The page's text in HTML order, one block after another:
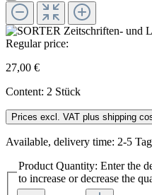
Regular price:
27,00 €
Content: 2 Stück
Prices excl. VAT plus shipping
Available, delivery time: 2-5
Product Quantity: Enter the
to increase or decrease the